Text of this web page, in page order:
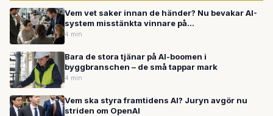
Vem vet saker innan de händer? Nu bevakar AI-
system misstänkta vinnare på
spådomsmarknader
4 min
Bara de stora tjänar på AI-boomen i
byggbranschen – de små tappar mark
4 min
Vem ska styra framtidens AI? Juryn avgör nu
striden om OpenAI